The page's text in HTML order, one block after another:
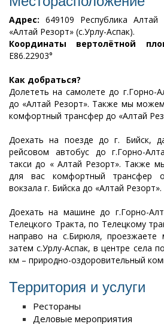
Адрес: 649109 Республика
«Алтай Резорт» (с.Урлу-Аспак).
Координаты
вертолётной
E86.22903°
Как добраться?
Долететь на самолете до г.Горно-
до «Алтай Резорт». Также мы
комфортный трансфер до «Алтай
Доехать на поезде до г. Бийск,
рейсовом автобус до г.Горно-
такси до « Алтай Резорт». Также
для вас комфортный трансфер
вокзала г. Бийска до «Алтай Резорт».
Доехать на машине до г.Горно-
Телецкого Тракта, по Телецкому
направо на с.Бирюля, проезжаете
затем с.Урлу-Аспак, в центре села
км – природно-оздоровительный
Территория и услуги
Рестораны
Деловые мероприятия